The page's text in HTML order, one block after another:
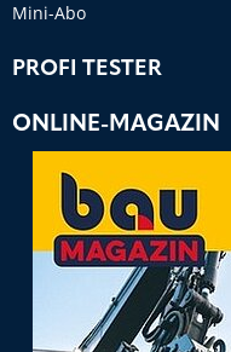
Mini-Abo
PROFI TESTER
ONLINE-MAGAZIN